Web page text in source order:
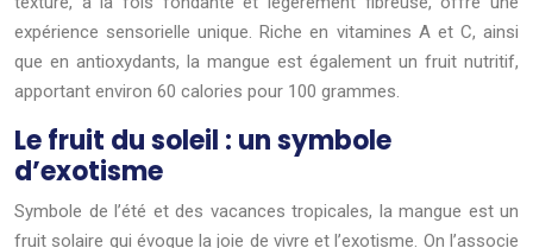
expérience sensorielle unique. Riche en vitamines A et C, ainsi
que en antioxydants, la mangue est également un fruit nutritif,
apportant environ 60 calories pour 100 grammes.
Le fruit du soleil : un symbole
d’exotisme
Symbole de l’été et des vacances tropicales, la mangue est un
fruit solaire qui évoque la joie de vivre et l’exotisme. On l’associe